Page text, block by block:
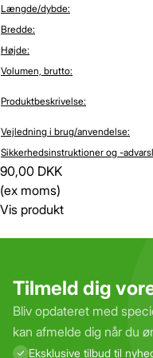
Længde/dybde:
Bredde:
Højde:
Volumen, brutto:
Produktbeskrivelse:
Vejledning i brug/anvendelse:
Sikkerhedsinstruktioner og -
90,00 DKK
(ex moms)
Vis produkt
Tilmeld dig
Bliv opdateret med
kan afmelde dig når du
Eksklusive tilbud til